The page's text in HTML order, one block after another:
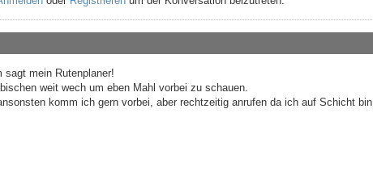
sagt mein Rutenplaner!
weit wech um eben Mahl vorbei zu schauen.
komm ich gern vorbei, aber rechtzeitig anrufen da ich auf Schicht bin.